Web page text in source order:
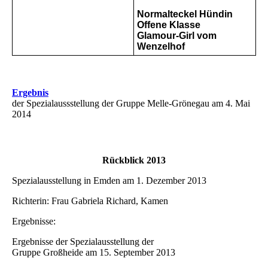
Normalteckel Hündin
Offene Klasse
Glamour-Girl vom
Wenzelhof
Ergebnis
der Spezialaussstellung der Gruppe Melle-Grönegau am 4. Mai
2014
Rückblick 2013
Spezialausstellung in Emden am 1. Dezember 2013
Richterin: Frau Gabriela Richard, Kamen
Ergebnisse:
Ergebnisse der Spezialausstellung der
Gruppe Großheide am 15. September 2013